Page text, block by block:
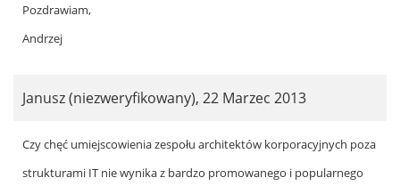
(niezweryfikowany)
Pozdrawiam,
Andrzej
Janusz (niezweryfikowany), 22 Marzec 2013
In
reply
Czy chęć umiejscowienia zespołu architektów korporacyjnych poza
strukturami IT nie wynika z bardzo promowanego i popularnego